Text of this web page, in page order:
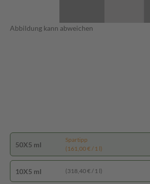
Abbildung kann abweichen
50X5 ml
Spartipp
(161,00 € / 1 l)
10X5 ml (318,40 € / 1 l)